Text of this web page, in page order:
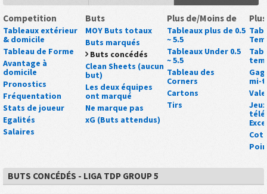
Competition
Tableaux extérieur
& domicile
Tableau de Forme
Avantage à
domicile
Pronostics
Fréquentation
Stats de joueur
Egalités
Salaires
Buts
MOY Buts totaux
Buts marqués
Buts concédés
Clean Sheets (aucun
but)
Les deux équipes
ont marqué
Ne marque pas
xG (Buts attendus)
Plus de/Moins de
Tableaux plus de 0.5
~ 5.5
Tableaux Under 0.5
~ 5.5
Tableau des
Corners
Cartons
Tirs
Plus
mi-
BUTS CONCÉDÉS - LIGA TDP GROUP 5